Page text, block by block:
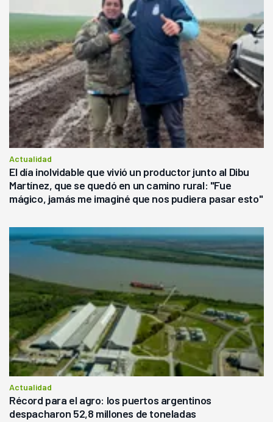
Actualidad
El día inolvidable que vivió un productor junto al Dibu
Martínez, que se quedó en un camino rural: "Fue
mágico, jamás me imaginé que nos pudiera pasar esto"
Actualidad
Récord para el agro: los puertos argentinos
despacharon 52,8 millones de toneladas